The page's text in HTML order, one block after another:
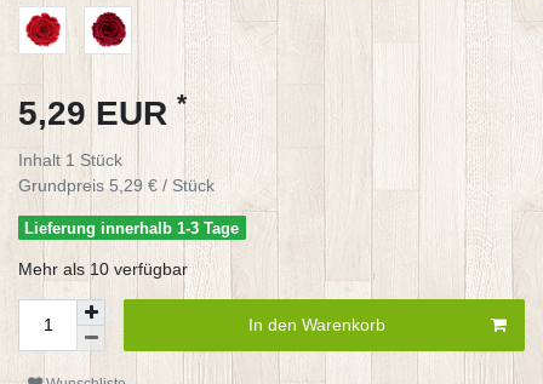
5,29 EUR *
Inhalt 1 Stück
Grundpreis 5,29 € / Stück
Lieferung innerhalb 1-3 Tage
Mehr als 10 verfügbar
In den Warenkorb